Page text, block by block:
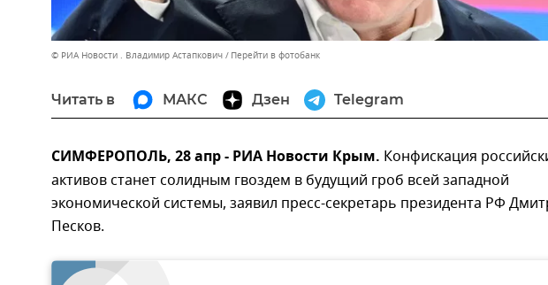
© РИА Новости . Владимир Астапкович Перейти в фотобанк
Читать в МАКС Дзен Telegram
СИМФЕРОПОЛЬ, 28 апр - РИА Новости Крым. Конфискация
активов станет солидным гвоздем в будущий гроб всей западной
экономической системы, заявил пресс-секретарь президента РФ
Песков.